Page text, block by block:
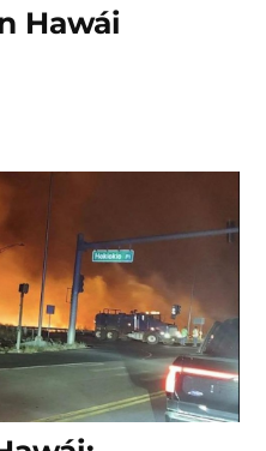
Hawái